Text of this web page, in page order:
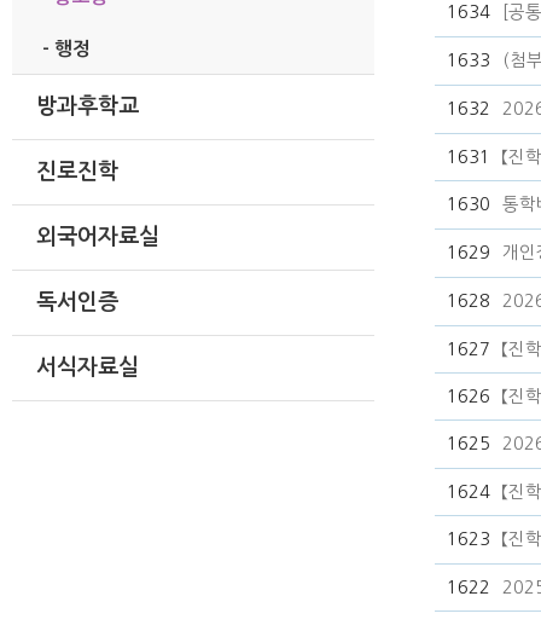
- 행정
방과후학교
진로진학
외국어자료실
독서인증
서식자료실
1634 [공
1633 (첨
1632
1631 【진
1630 통학
1629 개인
1628
1627 【진
1626 【진
1625
1624 【진
1623 【진
1622